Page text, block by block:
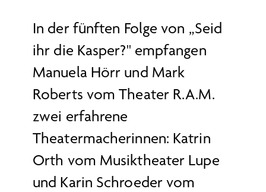
In der fünften Folge von „Seid
ihr die Kasper?" empfangen
Manuela Hörr und Mark
Roberts vom Theater R.A.M.
zwei erfahrene
Theatermacherinnen: Katrin
Orth vom Musiktheater Lupe
und Karin Schroeder vom